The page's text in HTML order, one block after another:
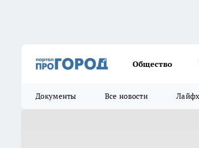
Общество
Документы Все новости